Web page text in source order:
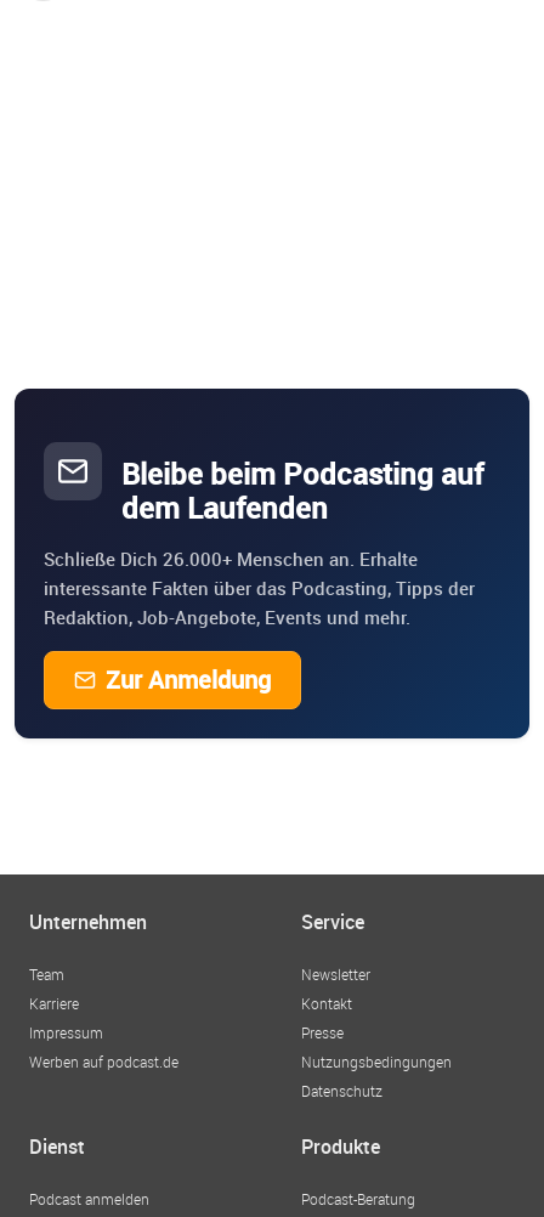
Bleibe beim Podcasting auf
dem Laufenden
Schließe Dich 26.000+ Menschen an. Erhalte
interessante Fakten über das Podcasting, Tipps der
Redaktion, Job-Angebote, Events und mehr.
Zur Anmeldung
Unternehmen
Team
Karriere
Impressum
Werben auf podcast.de
Service
Newsletter
Kontakt
Presse
Nutzungsbedingungen
Datenschutz
Dienst
Podcast anmelden
Produkte
Podcast-Beratung